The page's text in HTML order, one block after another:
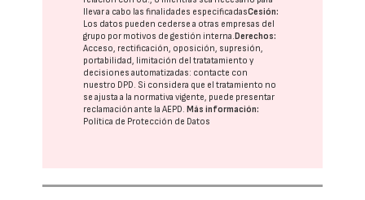
llevar a cabo las finalidades especificadasCesión:
Los datos pueden cederse a otras empresas del
grupo por motivos de gestión interna.Derechos:
Acceso, rectificación, oposición, supresión,
portabilidad, limitación del tratatamiento y
decisiones automatizadas: contacte con
nuestro DPD. Si considera que el tratamiento no
se ajusta a la normativa vigente, puede presentar
reclamación ante laAEPD.Más información:
Política de Protección de Datos